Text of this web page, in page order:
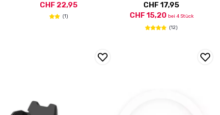
CHF 22,95
(1)
CHF 17,95
CHF 15,20 bei 4 Stück
(12)